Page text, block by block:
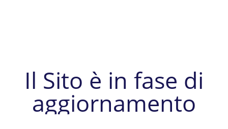
Il Sito è in fase di
aggiornamento